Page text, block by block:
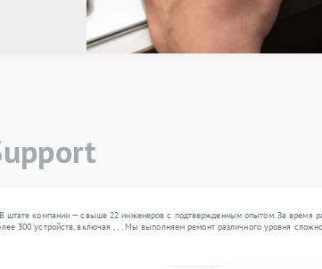
штате компании — свыше 22 инженеров с подтвержденным опытом. За время
300 устройств, включая , , . Мы выполняем ремонт различного уровня